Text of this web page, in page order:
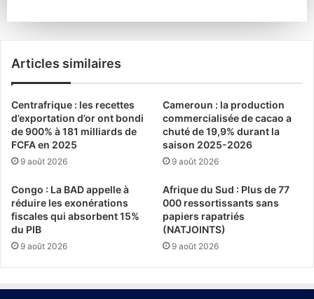
Articles similaires
Centrafrique : les recettes
d’exportation d’or ont bondi
de 900% à 181 milliards de
FCFA en 2025
9 août 2026
Cameroun : la production
commercialisée de cacao a
chuté de 19,9% durant la
saison 2025-2026
9 août 2026
Congo : La BAD appelle à
réduire les exonérations
fiscales qui absorbent 15%
du PIB
9 août 2026
Afrique du Sud : Plus de 77
000 ressortissants sans
papiers rapatriés
(NATJOINTS)
9 août 2026